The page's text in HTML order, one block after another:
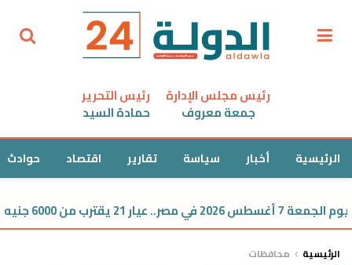
رئيس مجلس الإدارة
جمعة معروف
رئيس التحرير
حمادة السيد
الرئيسية أخبار سياسة تقارير اقتصاد حوادث
من 6000 جنيه
الرئيسية محافظات